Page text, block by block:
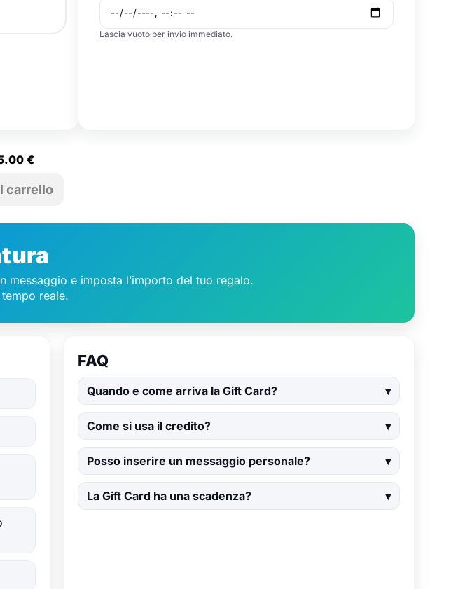
Lascia vuoto per invio immediato.
€
messaggio e imposta l’importo del tuo regalo.
reale.
FAQ
Quando e come arriva la Gift Card?
Come si usa il credito?
Posso inserire un messaggio personale?
La Gift Card ha una scadenza?